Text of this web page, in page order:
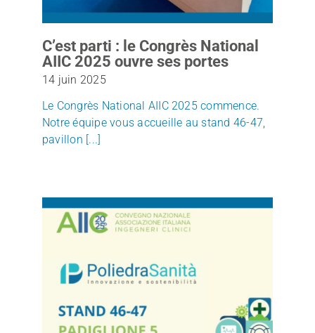
C’est parti : le Congrès National
AIIC 2025 ouvre ses portes
14 juin 2025
Le Congrès National AIIC 2025 commence.
Notre équipe vous accueille au stand 46-47,
pavillon [...]